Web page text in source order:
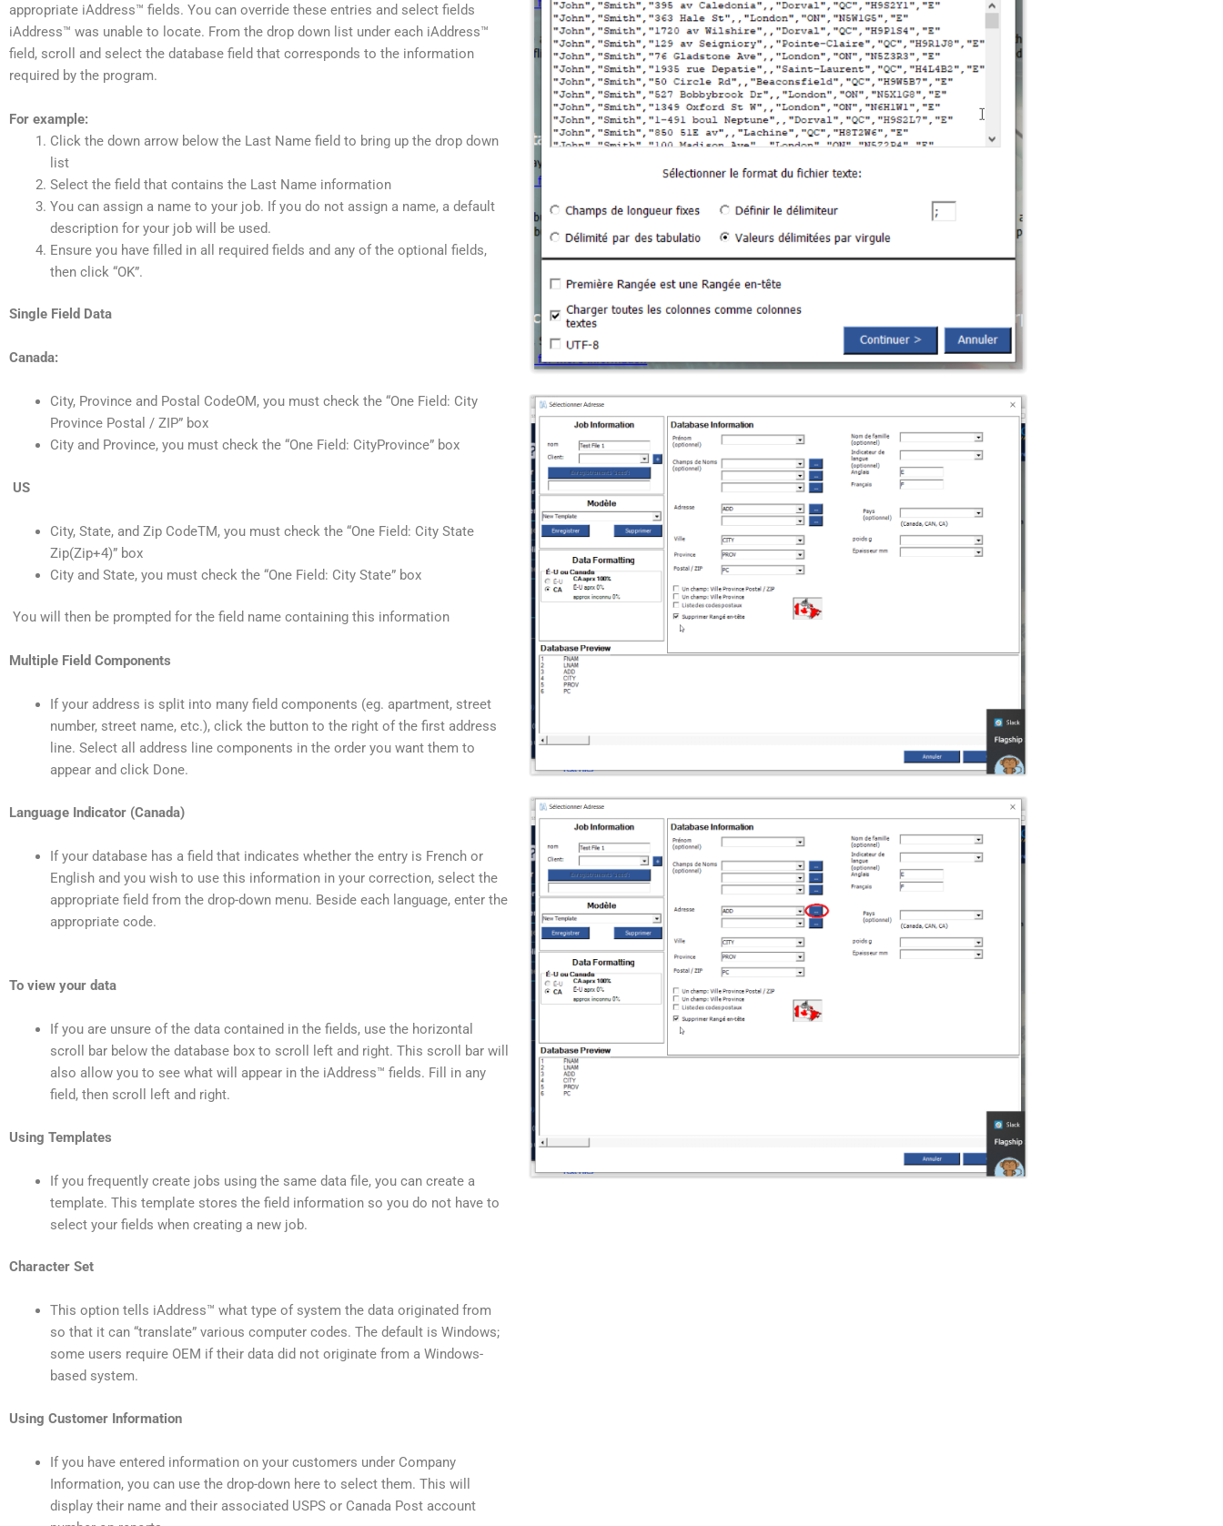
appropriate iAddress™ fields. You can override these entries and select fields
iAddress™ was unable to locate. From the drop down list under each iAddress™
field, scroll and select the database field that corresponds to the information
required by the program.
For example:
Click the down arrow below the Last Name field to bring up the drop down
list
Select the field that contains the Last Name information
You can assign a name to your job. If you do not assign a name, a default
description for your job will be used.
Ensure you have filled in all required fields and any of the optional fields,
then click “OK”.
Single Field Data
Canada:
City, Province and Postal CodeOM, you must check the “One Field: City
Province Postal / ZIP” box
City and Province, you must check the “One Field: CityProvince” box
US
City, State, and Zip CodeTM, you must check the “One Field: City State
Zip(Zip+4)” box
City and State, you must check the “One Field: City State” box
You will then be prompted for the field name containing this information
Multiple Field Components
If your address is split into many field components (eg. apartment, street
number, street name, etc.), click the button to the right of the first address
line. Select all address line components in the order you want them to
appear and click Done.
Language Indicator (Canada)
If your database has a field that indicates whether the entry is French or
English and you wish to use this information in your correction, select the
appropriate field from the drop-down menu. Beside each language, enter the
appropriate code.
To view your data
If you are unsure of the data contained in the fields, use the horizontal
scroll bar below the database box to scroll left and right. This scroll bar will
also allow you to see what will appear in the iAddress™ fields. Fill in any
field, then scroll left and right.
Using Templates
If you frequently create jobs using the same data file, you can create a
template. This template stores the field information so you do not have to
select your fields when creating a new job.
Character Set
This option tells iAddress™ what type of system the data originated from
so that it can “translate” various computer codes. The default is Windows;
some users require OEM if their data did not originate from a Windows-
based system.
Using Customer Information
If you have entered information on your customers under Company
Information, you can use the drop-down here to select them. This will
display their name and their associated USPS or Canada Post account